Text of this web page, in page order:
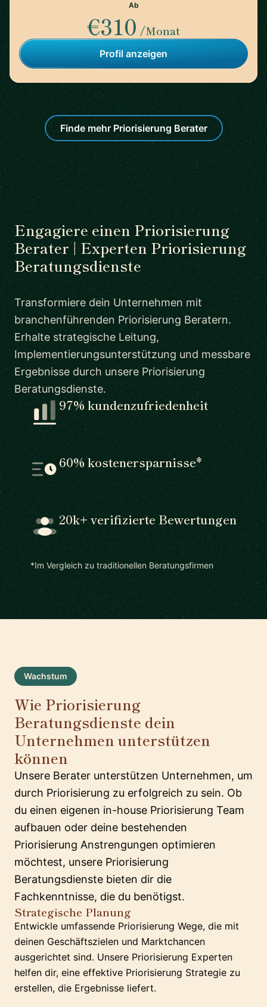
Ab
€310 /Monat
Profil anzeigen
Finde mehr Priorisierung Berater
Engagiere einen Priorisierung
Berater | Experten Priorisierung
Beratungsdienste
Transformiere dein Unternehmen mit
branchenführenden Priorisierung Beratern.
Erhalte strategische Leitung,
Implementierungsunterstützung und messbare
Ergebnisse durch unsere Priorisierung
Beratungsdienste.
97% kundenzufriedenheit
60% kostenersparnisse*
20k+ verifizierte Bewertungen
*Im Vergleich zu traditionellen Beratungsfirmen
Wachstum
Wie Priorisierung
Beratungsdienste dein
Unternehmen unterstützen
können
Unsere Berater unterstützen Unternehmen, um
durch Priorisierung zu erfolgreich zu sein. Ob
du einen eigenen in-house Priorisierung Team
aufbauen oder deine bestehenden
Priorisierung Anstrengungen optimieren
möchtest, unsere Priorisierung
Beratungsdienste bieten dir die
Fachkenntnisse, die du benötigst.
Strategische Planung
Entwickle umfassende Priorisierung Wege, die mit
deinen Geschäftszielen und Marktchancen
ausgerichtet sind. Unsere Priorisierung Experten
helfen dir, eine effektive Priorisierung Strategie zu
erstellen, die Ergebnisse liefert.